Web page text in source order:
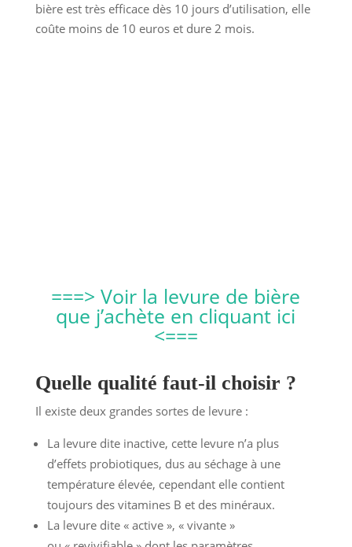
bière est très efficace dès 10 jours d’utilisation, elle
coûte moins de 10 euros et dure 2 mois.
===> Voir la levure de bière
que j’achète en cliquant ici
<===
Quelle qualité faut-il choisir ?
Il existe deux grandes sortes de levure :
La levure dite inactive, cette levure n’a plus
d’effets probiotiques, dus au séchage à une
température élevée, cependant elle contient
toujours des vitamines B et des minéraux.
La levure dite « active », « vivante »